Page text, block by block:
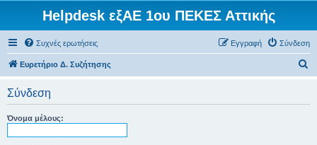
Helpdesk εξΑΕ 1ου ΠΕΚΕΣ Αττικής
Συχνές ερωτήσεις Σύνδεση
Εγγραφή
Ευρετήριο Δ. Συζήτησης
Σύνδεση
Όνομα μέλους: